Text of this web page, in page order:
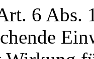
6 Abs.